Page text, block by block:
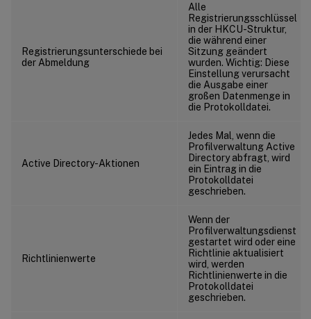
Registrierungsunterschiede bei
der Abmeldung
Alle
Registrierungsschlüssel
in der HKCU-Struktur,
die während einer
Sitzung geändert
wurden. Wichtig: Diese
Einstellung verursacht
die Ausgabe einer
großen Datenmenge in
die Protokolldatei.
Active Directory-Aktionen
Jedes Mal, wenn die
Profilverwaltung Active
Directory abfragt, wird
ein Eintrag in die
Protokolldatei
geschrieben.
Richtlinienwerte
Wenn der
Profilverwaltungsdienst
gestartet wird oder eine
Richtlinie aktualisiert
wird, werden
Richtlinienwerte in die
Protokolldatei
geschrieben.